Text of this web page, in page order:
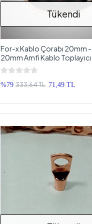
Tükendi
For-x Kablo Çorabı 20mm
20mm Amfi Kablo Toplayıcı
%79 333,64 TL 71,49 TL